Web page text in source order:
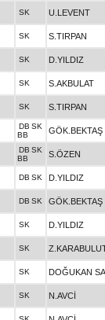
SK U.LEVENT
SK S.TIRPAN
SK D.YILDIZ
SK S.AKBULAT
SK S.TIRPAN
DB SK
BB
GÖK.BEKTAŞ
DB SK
BB
S.ÖZEN
DB SK D.YILDIZ
DB SK GÖK.BEKTAŞ
SK D.YILDIZ
SK
SK DOĞUKAN
SK N.AVCİ